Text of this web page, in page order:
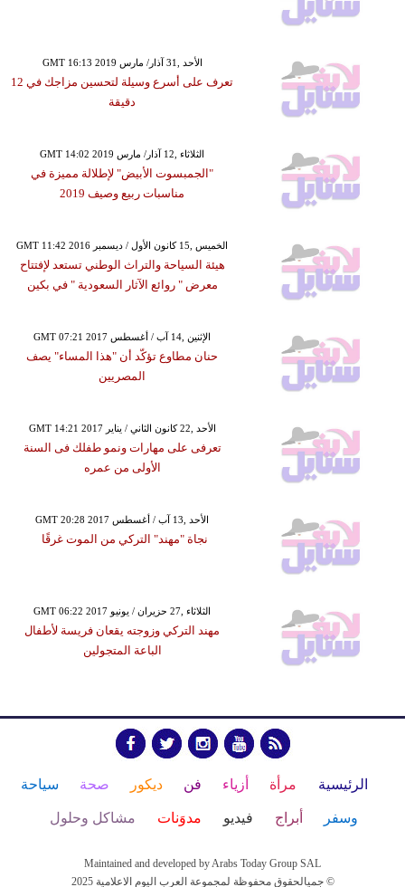
GMT 16:13 2019 الأحد ,31 آذار/ مارس
تعرف على أسرع وسيلة لتحسين مزاجك في 12
دقيقة
GMT 14:02 2019 الثلاثاء ,12 آذار/ مارس
"الجمبسوت الأبيض" لإطلالة مميزة في
مناسبات ربيع وصيف 2019
GMT 11:42 2016 الخميس ,15 كانون الأول / ديسمبر
هيئة السياحة والتراث الوطني تستعد لإفتتاح
معرض " روائع الآثار السعودية " في بكين
GMT 07:21 2017 الإثنين ,14 آب / أغسطس
حنان مطاوع تؤكّد أن "هذا المساء" يصف
المصريين
GMT 14:21 2017 الأحد ,22 كانون الثاني / يناير
تعرفى على مهارات ونمو طفلك فى السنة
الأولى من عمره
GMT 20:28 2017 الأحد ,13 آب / أغسطس
نجاة "مهند" التركي من الموت غرقًا
GMT 06:22 2017 الثلاثاء ,27 حزيران / يونيو
مهند التركي وزوجته يقعان فريسة لأطفال
الباعة المتجولين
الرئيسية مرأة أزياء فن ديكور صحة سياحة
وسفر أبراج فيديو مدوَنات مشاكل وحلول
Maintained and developed by Arabs Today Group SAL
جميالحقوق محفوظة لمجموعة العرب اليوم الاعلامية 2025 ©